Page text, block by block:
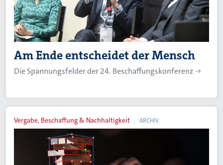
Am Ende entscheidet der Mensch
Die Spannungsfelder der 24. Beschaffungskonferenz
Vergabe, Beschaffung & Nachhaltigkeit ARCHIV